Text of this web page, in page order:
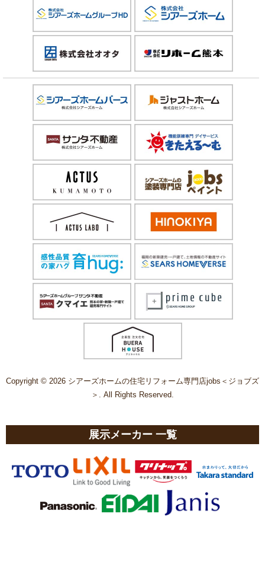
Copyright © 2026 シアーズホームの住宅リフォーム専門店jobs＜ジョブズ
＞. All Rights Reserved.
展示メーカー 一覧